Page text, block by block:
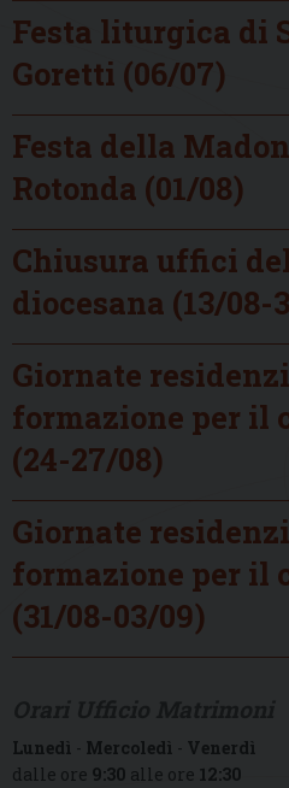
Festa liturgica di
Goretti (06/07)
Festa della
Rotonda (01/08)
Chiusura uffici
diocesana (13/08-
Giornate
formazione per il
(24-27/08)
Giornate
formazione per il
(31/08-03/09)
Lunedì - Mercoledì - Venerdì
dalle ore 9:30 alle ore 12:30